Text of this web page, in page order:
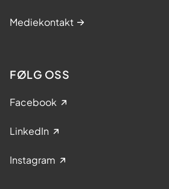
Mediekontakt
FØLG OSS
Facebook
LinkedIn
Instagram